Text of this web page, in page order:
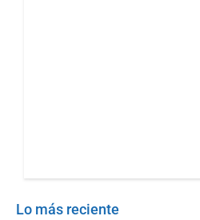
Lo más reciente